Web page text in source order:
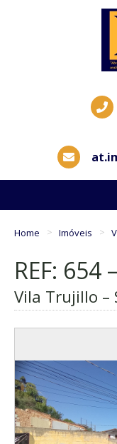
Home Imóveis
REF: 654
Vila Trujillo –